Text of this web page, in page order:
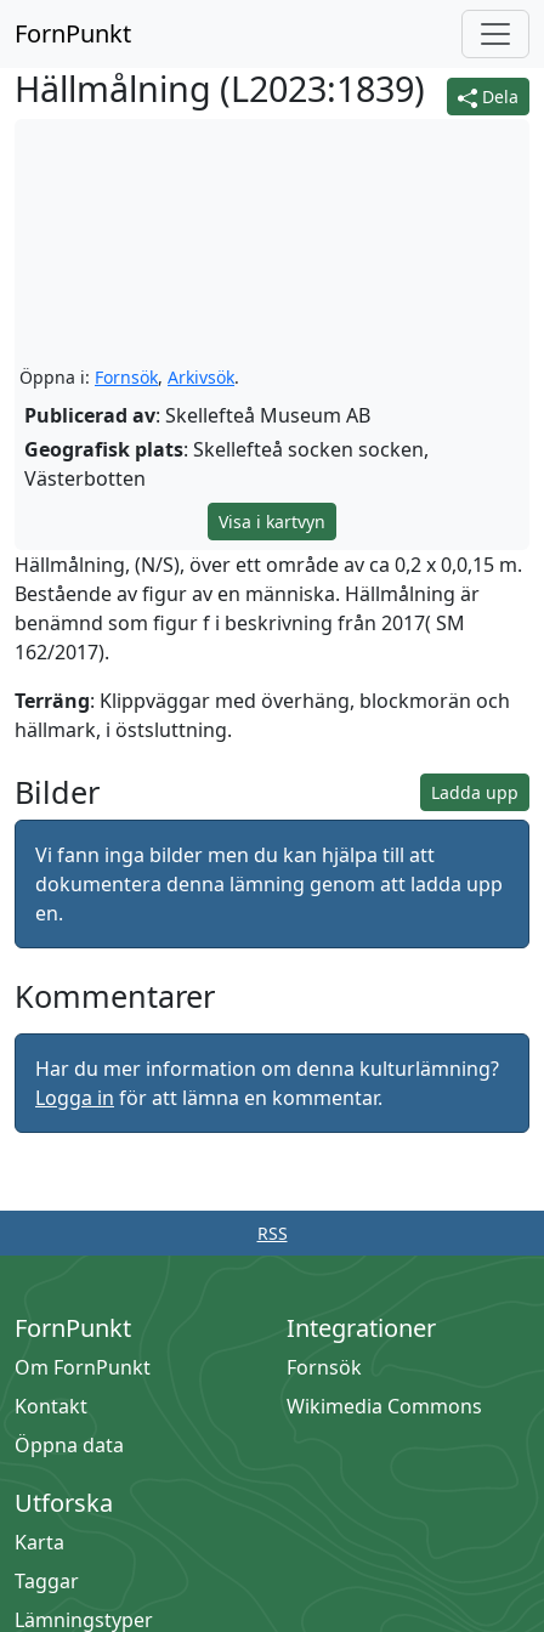
FornPunkt
Dela
Hällmålning (L2023:1839)
Öppna i: Fornsök, Arkivsök.
Publicerad av: Skellefteå Museum AB
Geografisk plats: Skellefteå socken socken,
Västerbotten
Visa i kartvyn
Hällmålning, (N/S), över ett område av ca 0,2 x 0,0,15 m.
Bestående av figur av en människa. Hällmålning är
benämnd som figur f i beskrivning från 2017( SM
162/2017).
Terräng: Klippväggar med överhäng, blockmorän och
hällmark, i östsluttning.
Ladda upp
Bilder
Vi fann inga bilder men du kan hjälpa till att
dokumentera denna lämning genom att ladda upp
en.
Kommentarer
Har du mer information om denna kulturlämning?
Logga in för att lämna en kommentar.
RSS
FornPunkt
Om FornPunkt
Kontakt
Öppna data
Integrationer
Fornsök
Wikimedia Commons
Utforska
Karta
Taggar
Lämningstyper